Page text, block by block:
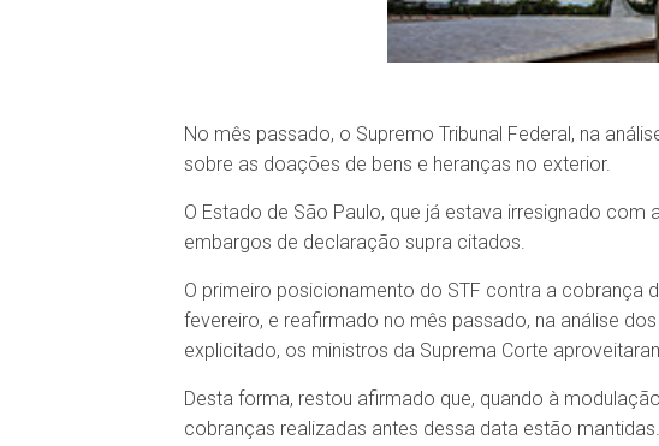
No mês passado, o Supremo Tribunal Federal, na
sobre as doações de bens e heranças no exterior.
O Estado de São Paulo, que já estava irresignado
embargos de declaração supra citados.
O primeiro posicionamento do STF contra a cobrança
fevereiro, e reafirmado no mês passado, na análise
explicitado, os ministros da Suprema Corte
Desta forma, restou afirmado que, quando à
cobranças realizadas antes dessa data estão mantidas.